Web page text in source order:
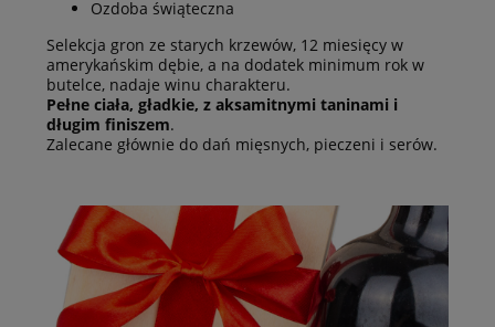
Ozdoba świąteczna
Selekcja gron ze starych krzewów, 12 miesięcy w
amerykańskim dębie, a na dodatek minimum rok w
butelce, nadaje winu charakteru.
Pełne ciała, gładkie, z aksamitnymi taninami i
długim finiszem.
Zalecane głównie do dań mięsnych, pieczeni i serów.